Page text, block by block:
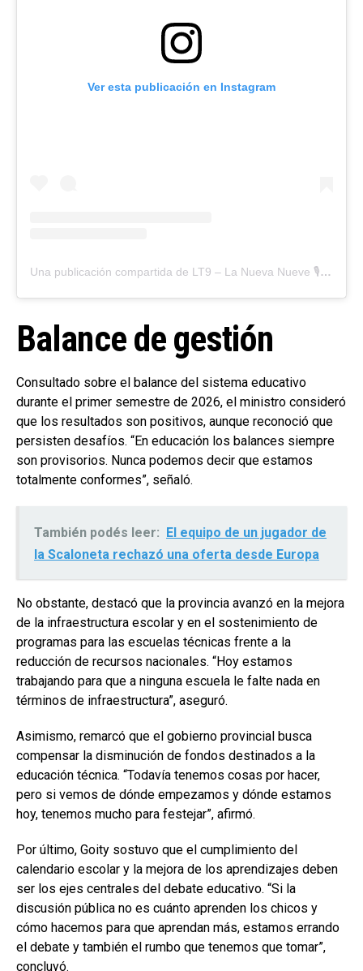
Ver esta publicación en Instagram
Una publicación compartida de LT9 – La Nueva Nueve 🎙 (@lt9.lanueva9)
Balance de gestión
Consultado sobre el balance del sistema educativo
durante el primer semestre de 2026, el ministro consideró
que los resultados son positivos, aunque reconoció que
persisten desafíos. “En educación los balances siempre
son provisorios. Nunca podemos decir que estamos
totalmente conformes”, señaló.
También podés leer: El equipo de un jugador de
la Scaloneta rechazó una oferta desde Europa
No obstante, destacó que la provincia avanzó en la mejora
de la infraestructura escolar y en el sostenimiento de
programas para las escuelas técnicas frente a la
reducción de recursos nacionales. “Hoy estamos
trabajando para que a ninguna escuela le falte nada en
términos de infraestructura”, aseguró.
Asimismo, remarcó que el gobierno provincial busca
compensar la disminución de fondos destinados a la
educación técnica. “Todavía tenemos cosas por hacer,
pero si vemos de dónde empezamos y dónde estamos
hoy, tenemos mucho para festejar”, afirmó.
Por último, Goity sostuvo que el cumplimiento del
calendario escolar y la mejora de los aprendizajes deben
ser los ejes centrales del debate educativo. “Si la
discusión pública no es cuánto aprenden los chicos y
cómo hacemos para que aprendan más, estamos errando
el debate y también el rumbo que tenemos que tomar”,
concluyó.